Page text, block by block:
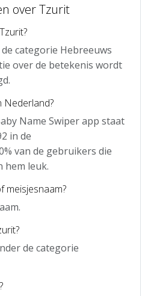
over Tzurit
categorie Hebreeuws
over de betekenis wordt
Nederland?
Name Swiper app staat
in de
van de gebruikers die
hem leuk.
meisjesnaam?
de categorie